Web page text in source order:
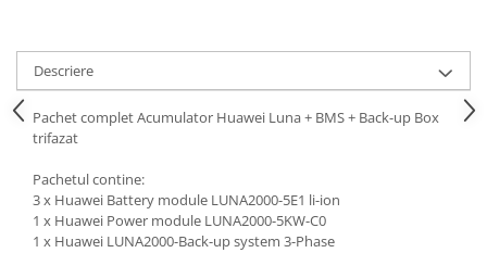
Descriere
Pachet complet Acumulator Huawei Luna + BMS + Back-up Box
trifazat
Pachetul contine:
3 x Huawei Battery module LUNA2000-5E1 li-ion
1 x Huawei Power module LUNA2000-5KW-C0
1 x Huawei LUNA2000-Back-up system 3-Phase